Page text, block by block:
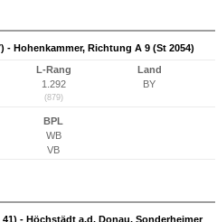
- Hohenkammer, Richtung A 9 (St 2054)
L-Rang
1.292
(879)
Land
BY
BPL
WB
VB
- Höchstädt a.d. Donau, Sonderheimer